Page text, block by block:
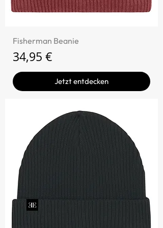
Fisherman Beanie
Preis
34,95 €
Jetzt entdecken